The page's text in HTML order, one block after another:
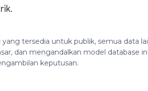
tersedia untuk publik, semua data
dan mengandalkan model database
keputusan.